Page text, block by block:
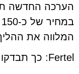
הערכה החדשה
המלווה את
Fertel: כך תבדקו את הפוריות בנוחות הבית